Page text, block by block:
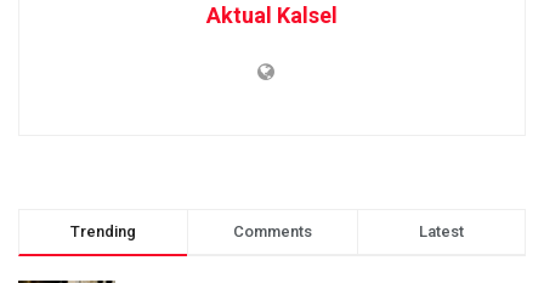
Aktual Kalsel
Trending Comments Latest